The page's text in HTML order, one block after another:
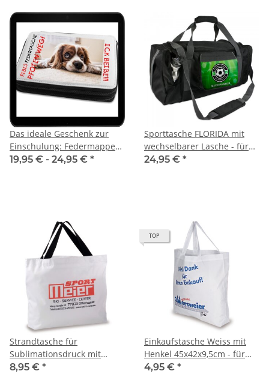
Das ideale Geschenk zur
Einschulung: Federmappe
mit viel Inhalt und
19,95 € - 24,95 € *
Sporttasche FLORIDA mit
wechselbarer Lasche - für
die Sublimation
24,95 € *
Strandtasche für
Sublimationsdruck mit
schwarzem Henkel, Größe
8,95 € *
TOP
Einkaufstasche Weiss mit
Henkel 45x42x9,5cm - für
Sublimationsdruck Optimal
4,95 € *